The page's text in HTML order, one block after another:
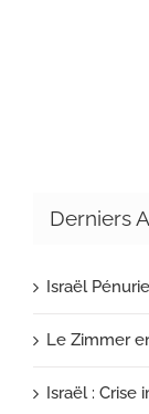
Derniers
Israël
Le Zimmer
Israël : Crise